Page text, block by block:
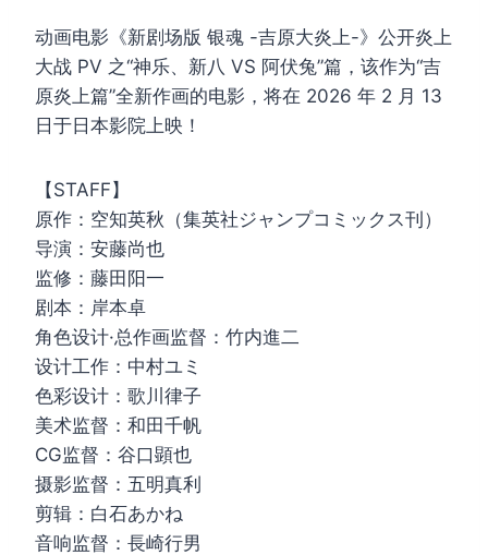
动画电影《新剧场版 银魂 -吉原大炎上-》公开炎上
大战 PV 之“神乐、新八 VS 阿伏兔”篇，该作为“吉
原炎上篇”全新作画的电影，将在 2026 年 2 月 13
日于日本影院上映！
【STAFF】
原作：空知英秋（集英社ジャンプコミックス刊）
导演：安藤尚也
监修：藤田阳一
剧本：岸本卓
角色设计·总作画监督：竹内進二
设计工作：中村ユミ
色彩设计：歌川律子
美术监督：和田千帆
CG监督：谷口顕也
摄影监督：五明真利
剪辑：白石あかね
音响监督：長崎行男